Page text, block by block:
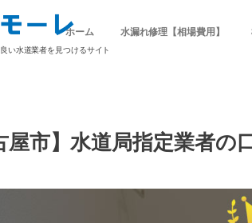
い水道業者を見つけるサイト
ホーム 水漏れ修理【相場費用】
屋市】水道局指定業者